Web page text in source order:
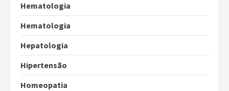
Hematologia
Hematologia
Hepatologia
Hipertensão
Homeopatia